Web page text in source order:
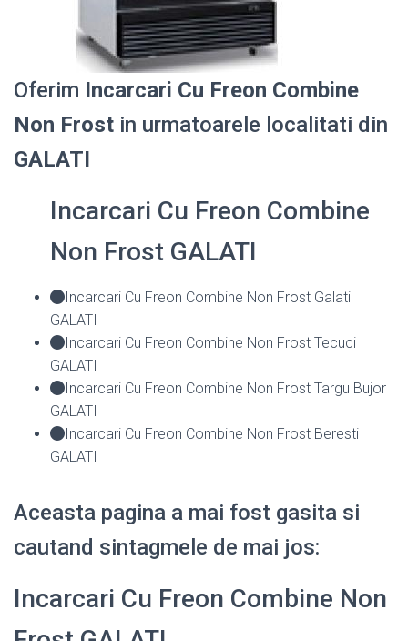
Oferim Incarcari Cu Freon Combine
Non Frost in urmatoarele localitati din
GALATI
Incarcari Cu Freon Combine
Non Frost GALATI
Incarcari Cu Freon Combine Non Frost Galati
GALATI
Incarcari Cu Freon Combine Non Frost Tecuci
GALATI
Incarcari Cu Freon Combine Non Frost Targu Bujor
GALATI
Incarcari Cu Freon Combine Non Frost Beresti
GALATI
Aceasta pagina a mai fost gasita si
cautand sintagmele de mai jos:
Incarcari Cu Freon Combine Non